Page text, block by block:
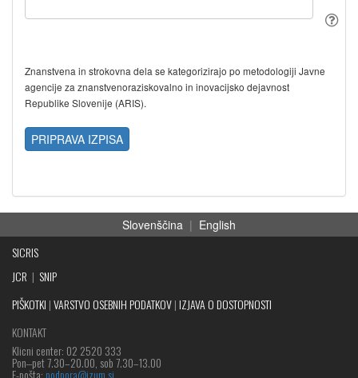
Znanstvena in strokovna dela se kategorizirajo po metodologiji Javne
agencije za znanstvenoraziskovalno in inovacijsko dejavnost
Republike Slovenije (ARIS).
PRIPRAVA IZPISA
Slovenščina | English
SICRIS
JCR | SNIP
PIŠKOTKI |VARSTVO OSEBNIH PODATKOV| IZJAVA O DOSTOPNOSTI
KONTAKT
Klicni center: 02 2520 333
Pon‒pet 7.30–20.00, sob 7.30–13.00
E-pošta: podpora@izum.si